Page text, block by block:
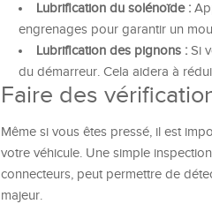
Lubrification du solénoïde :
engrenages pour garantir un
Lubrification des pignons : Si
du démarreur. Cela aidera à
Faire des
Même si vous êtes pressé, il est
votre véhicule. Une simple
connecteurs, peut permettre de
majeur.